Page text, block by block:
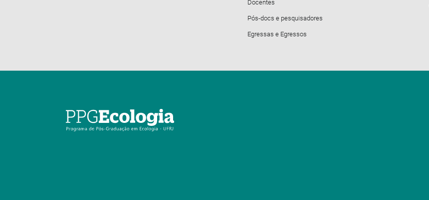
Docentes
Pós-docs e pesquisadores
Egressas e Egressos